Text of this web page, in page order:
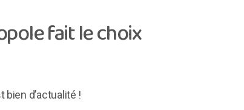
fait le choix
bien d’actualité !